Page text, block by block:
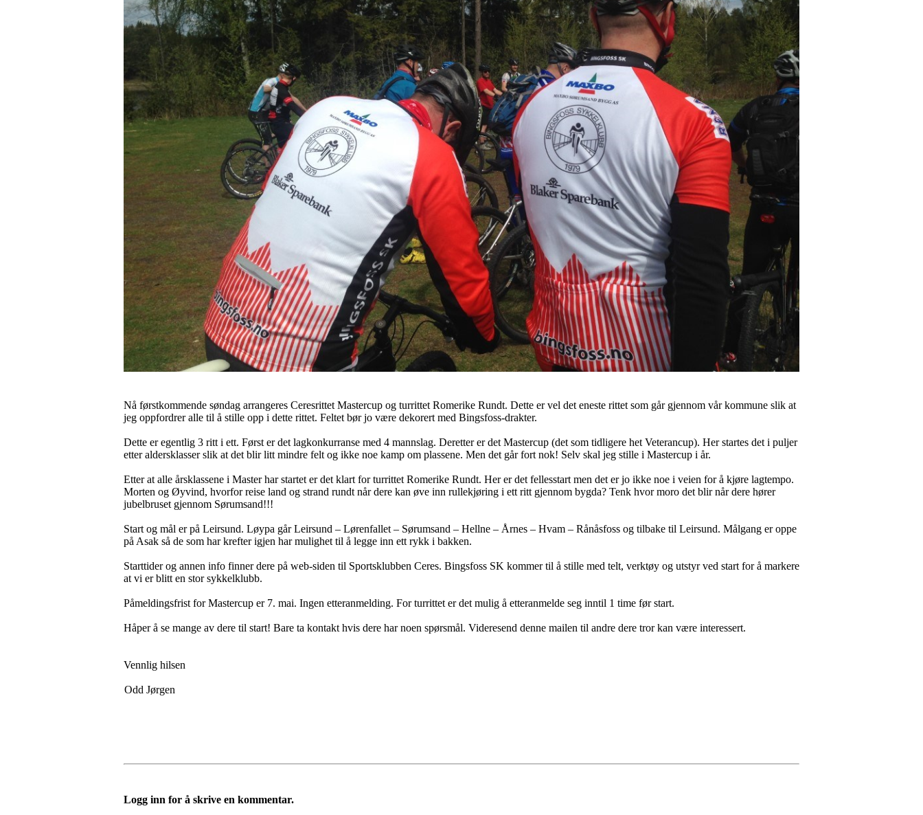
Nå førstkommende søndag arrangeres Ceresrittet Mastercup og turrittet Romerike Rundt. Dette er vel det eneste rittet som går gjennom vår kommune slik at
jeg oppfordrer alle til å stille opp i dette rittet. Feltet bør jo være dekorert med Bingsfoss-drakter.
Dette er egentlig 3 ritt i ett. Først er det lagkonkurranse med 4 mannslag. Deretter er det Mastercup (det som tidligere het Veterancup). Her startes det i puljer
etter aldersklasser slik at det blir litt mindre felt og ikke noe kamp om plassene. Men det går fort nok! Selv skal jeg stille i Mastercup i år.
Etter at alle årsklassene i Master har startet er det klart for turrittet Romerike Rundt. Her er det fellesstart men det er jo ikke noe i veien for å kjøre lagtempo.
Morten og Øyvind, hvorfor reise land og strand rundt når dere kan øve inn rullekjøring i ett ritt gjennom bygda? Tenk hvor moro det blir når dere hører
jubelbruset gjennom Sørumsand!!!
Start og mål er på Leirsund. Løypa går Leirsund – Lørenfallet – Sørumsand – Hellne – Årnes – Hvam – Rånåsfoss og tilbake til Leirsund. Målgang er oppe
på Asak så de som har krefter igjen har mulighet til å legge inn ett rykk i bakken.
Starttider og annen info finner dere på web-siden til Sportsklubben Ceres. Bingsfoss SK kommer til å stille med telt, verktøy og utstyr ved start for å markere
at vi er blitt en stor sykkelklubb.
Påmeldingsfrist for Mastercup er 7. mai. Ingen etteranmelding. For turrittet er det mulig å etteranmelde seg inntil 1 time før start.
Håper å se mange av dere til start! Bare ta kontakt hvis dere har noen spørsmål. Videresend denne mailen til andre dere tror kan være interessert.
Vennlig hilsen
Odd Jørgen
Logg inn for å skrive en kommentar.